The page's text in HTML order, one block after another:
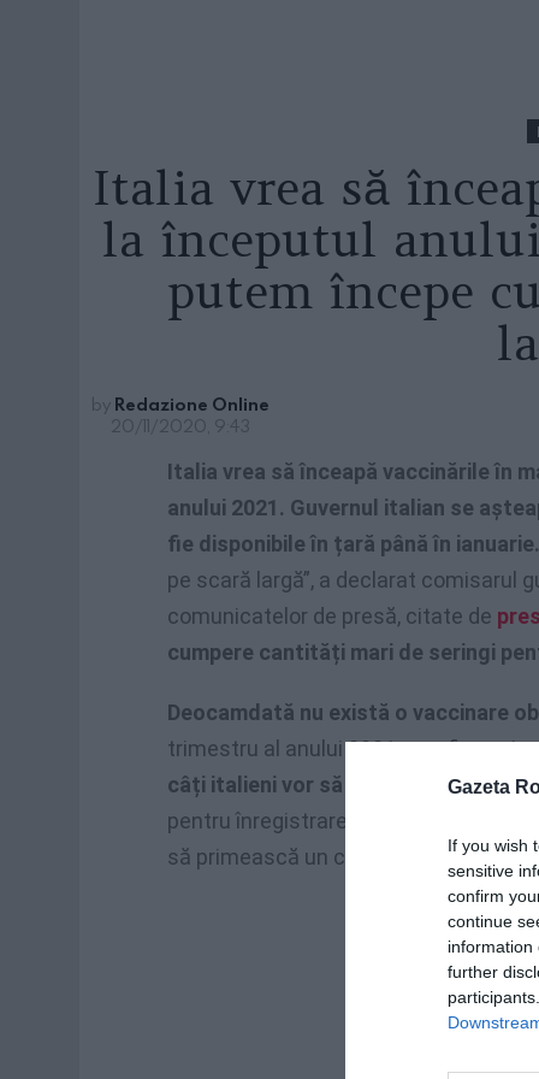
Gazeta
If you wish
sensitive
confirm
continue
information
further
Italia vrea să
la începutul
putem începe
by Redazione Online
20/11/2020, 9:43
Italia vrea să înceapă vaccinările în
anului 2021. Guvernul italian se
fie disponibile în țară până în ianuarie.
pe scară largă”, a declarat comisarul
comunicatelor de presă, citate de
cumpere cantități mari de seringi
Deocamdată nu există o vaccinare
trimestru al anului 2021 vom fi
câți italieni vor să fie vaccinați ”, a
pentru înregistrarea numelor
să primească un certificat, a